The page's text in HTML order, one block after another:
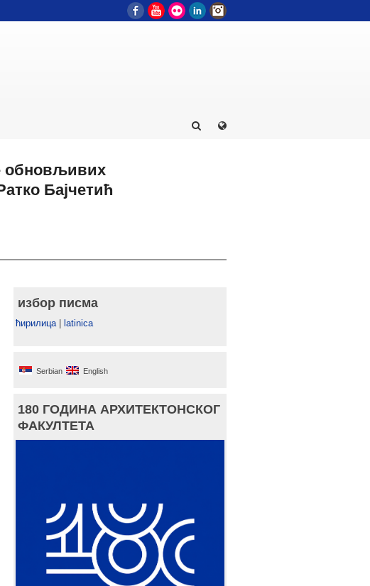
FacebookYouTube
Flickr LinkedIn
обновљивих
Бајчетић
избор писма
ћирилица| latinica
Serbian English
180 ГОДИНА АРХИТЕКТОНСКОГ
ФАКУЛТЕТА